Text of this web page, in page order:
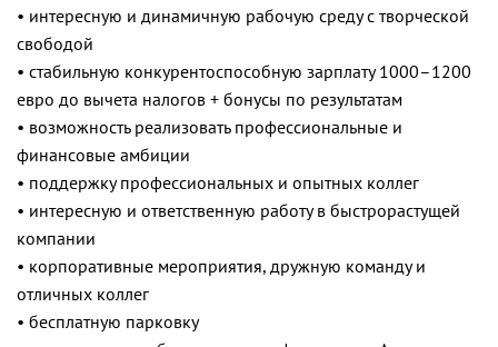
• интересную и динамичную рабочую среду с творческой
свободой
• стабильную конкурентоспособную зарплату 1000–1200
евро до вычета налогов + бонусы по результатам
• возможность реализовать профессиональные и
финансовые амбиции
• поддержку профессиональных и опытных коллег
• интересную и ответственную работу в быстрорастущей
компании
• корпоративные мероприятия, дружную команду и
отличных коллег
• бесплатную парковку